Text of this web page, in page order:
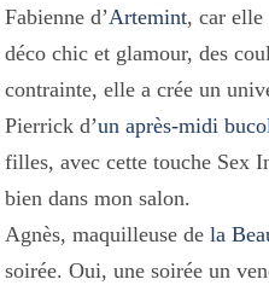
Fabienne d’Artemint, car elle
déco chic et glamour, des
contrainte, elle a crée un
Pierrick d’un après-midi
filles, avec cette touche Sex
bien dans mon salon.
Agnès, maquilleuse de la
soirée. Oui, une soirée un